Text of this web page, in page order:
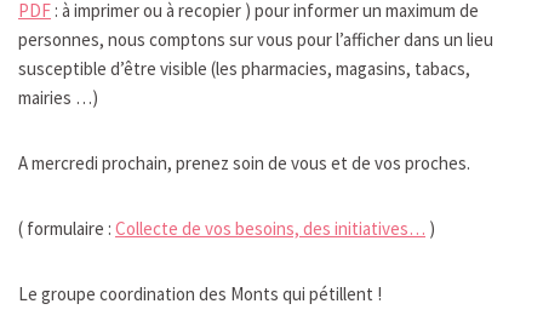
PDF : à imprimer ou à recopier ) pour informer un maximum de
personnes, nous comptons sur vous pour l’afficher dans un lieu
susceptible d’être visible (les pharmacies, magasins, tabacs,
mairies …)
A mercredi prochain, prenez soin de vous et de vos proches.
( formulaire : Collecte de vos besoins, des initiatives… )
Le groupe coordination des Monts qui pétillent !